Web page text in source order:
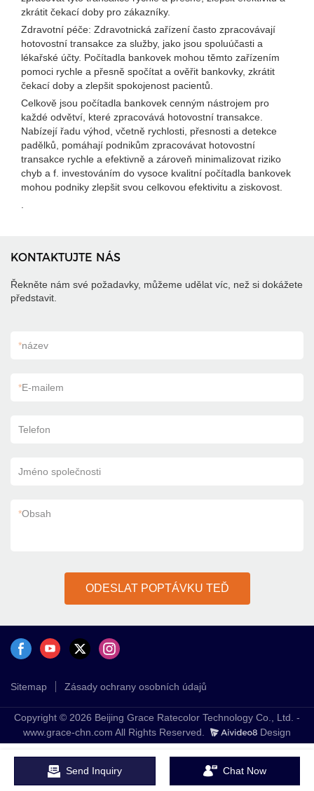
zkrátit čekací doby pro zákazníky.
Zdravotní péče: Zdravotnická zařízení často zpracovávají
hotovostní transakce za služby, jako jsou spoluúčasti a
lékařské účty. Počítadla bankovek mohou těmto zařízením
pomoci rychle a přesně spočítat a ověřit bankovky, zkrátit
čekací doby a zlepšit spokojenost pacientů.
Celkově jsou počítadla bankovek cenným nástrojem pro
každé odvětví, které zpracovává hotovostní transakce.
Nabízejí řadu výhod, včetně rychlosti, přesnosti a detekce
padělků, pomáhají podnikům zpracovávat hotovostní
transakce rychle a efektivně a zároveň minimalizovat riziko
chyb a f. investováním do vysoce kvalitní počítadla bankovek
mohou podniky zlepšit svou celkovou efektivitu a ziskovost.
KONTAKTUJTE NÁS
Řekněte nám své požadavky, můžeme udělat víc, než si dokážete
představit.
*název
*E-mailem
Telefon
Jméno společnosti
*Obsah
ODESLAT POPTÁVKU TEĎ
Sitemap Zásady ochrany osobních údajů
Copyright © 2026 Beijing Grace Ratecolor Technology Co., Ltd. -
www.grace-chn.com All Rights Reserved.
Design
Send Inquiry Chat Now